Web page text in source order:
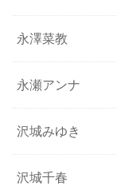
永澤菜教
永瀬アンナ
沢城みゆき
沢城千春